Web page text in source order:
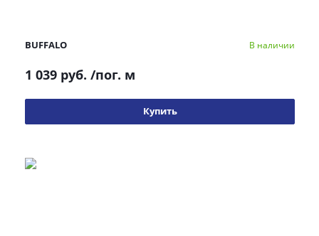
BUFFALO В наличии
1 039 руб. /пог. м
Купить